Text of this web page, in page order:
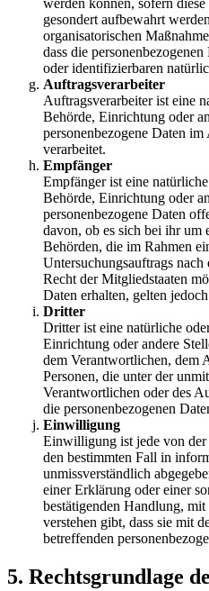
werden können, sofern
gesondert aufbewahrt
organisatorischen
dass die
oder identifizierbaren
Auftragsverarbeiter
Auftragsverarbeiter ist eine
Behörde, Einrichtung oder
personenbezogene Daten
verarbeitet.
Empfänger
Empfänger ist eine
Behörde, Einrichtung oder
personenbezogene Daten
davon, ob es sich bei ihr um
Behörden, die im Rahmen
Untersuchungsauftrags
Recht der Mitgliedstaaten
Daten erhalten, gelten
Dritter
Dritter ist eine natürliche
Einrichtung oder andere
dem Verantwortlichen, dem
Personen, die unter der
Verantwortlichen oder des
die personenbezogenen
Einwilligung
Einwilligung ist jede von
den bestimmten Fall in
unmissverständlich
einer Erklärung oder einer
bestätigenden Handlung,
verstehen gibt, dass sie mit
betreffenden
5. Rechtsgrundlage